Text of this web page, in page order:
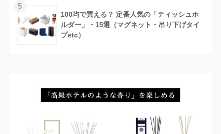
5
100均で買える？ 定番人気の「ティッシュホ
ルダー」・15選（マグネット・吊り下げタイ
プetc）